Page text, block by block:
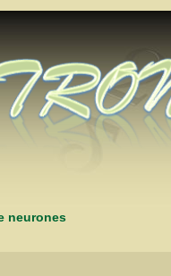
neurones